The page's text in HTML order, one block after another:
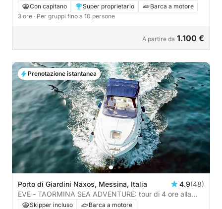
mozzafiato
Con capitano Super proprietario
Barca a motore
3 ore · Per gruppi fino a 10 persone
A partire da 1.100 €
Porto di Giardini Naxos, Messina, Italia 4.9(48)
EVE - TAORMINA SEA ADVENTURE: tour di 4 ore alla
scoperta delle grotte e delle baie più affascinanti della
Skipper incluso
Barca a motore
Prenotazione istantanea